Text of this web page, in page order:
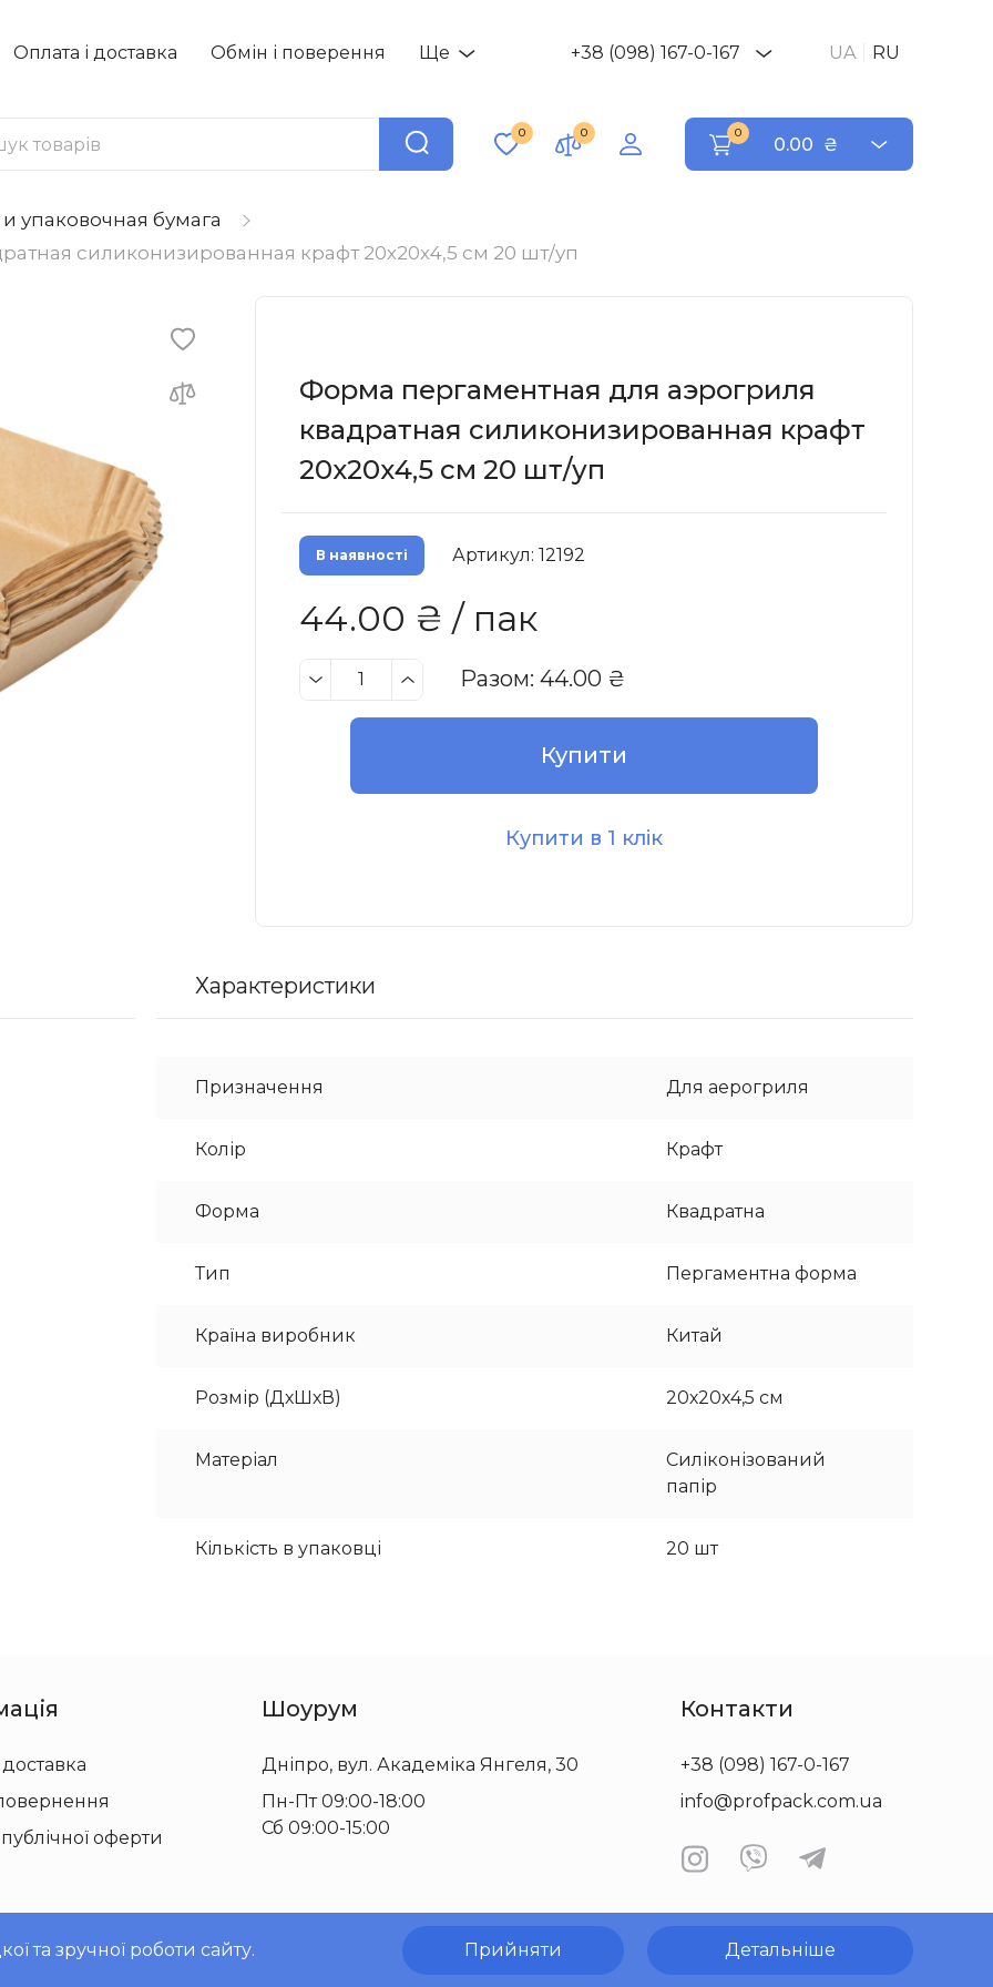
Оплата і доставка Обмін і поверення Ще +38 (098) 167-0-167 UA RU
0 0 0
0.00 ₴
упаковочная бумага
силиконизированная крафт 20х20х4,5 см 20 шт/уп
Форма пергаментная для аэрогриля
квадратная силиконизированная крафт
20х20х4,5 см 20 шт/уп
В наявності Артикул: 12192
44.00 ₴ / пак
Разом: 44.00 ₴
Купити
Купити в 1 клік
Характеристики
Призначення Для аерогриля
Колір Крафт
Форма Квадратна
Тип Пергаментна форма
Країна виробник Китай
Розмір (ДхШхВ) 20х20х4,5 см
Матеріал
Силіконізований
папір
Кількість в упаковці 20 шт
оферти
Шоурум
Дніпро, вул. Академіка Янгеля, 30
Пн-Пт 09:00-18:00
Сб 09:00-15:00
Контакти
+38 (098) 167-0-167
info@profpack.com.ua
© 2010-2026 ТОВ «Проф-Пак»
та зручної роботи сайту. Прийняти Детальніше